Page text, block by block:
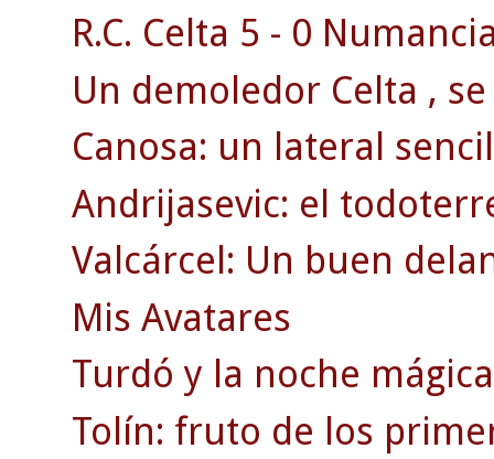
R.C. Celta 5 - 0
Un demoledor Celta ,
Canosa: un lateral
Andrijasevic: el
Valcárcel: Un buen
Mis Avatares
Turdó y la noche
Tolín: fruto de los